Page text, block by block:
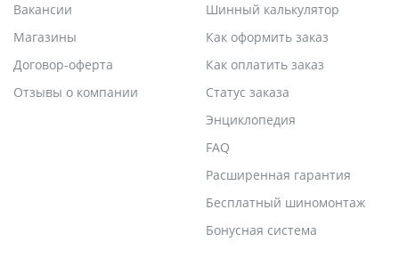
Вакансии
Магазины
Договор-оферта
Отзывы о компании
Шинный калькулятор
Как оформить заказ
Как оплатить заказ
Статус заказа
Энциклопедия
FAQ
Расширенная гарантия
Бесплатный шиномонтаж
Бонусная система